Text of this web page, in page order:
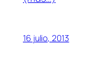
16 julio, 2013